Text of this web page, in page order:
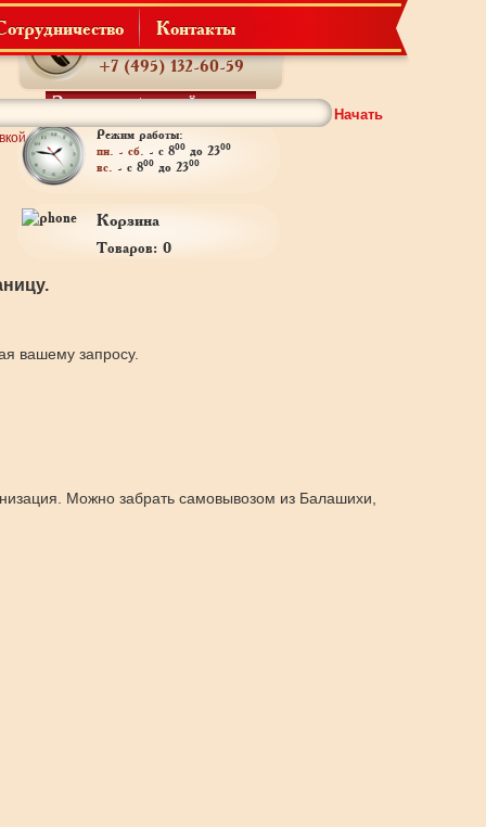
Телефон:
+7 (495) 132-60-59
Заказать обратный звонок
Режим работы:
пн. - сб. - с 800до 2300
вс. - с 800до 2300
Корзина
Товаров: 0
Контакты
Начать
вашему запросу.
Можно забрать самовывозом из Балашихи,